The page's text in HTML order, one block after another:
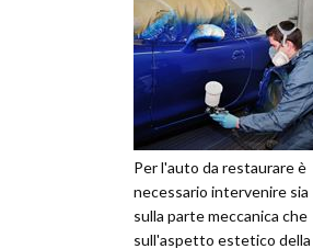
Per l'auto da restaurare è
necessario intervenire sia
sulla parte meccanica che
sull'aspetto estetico della